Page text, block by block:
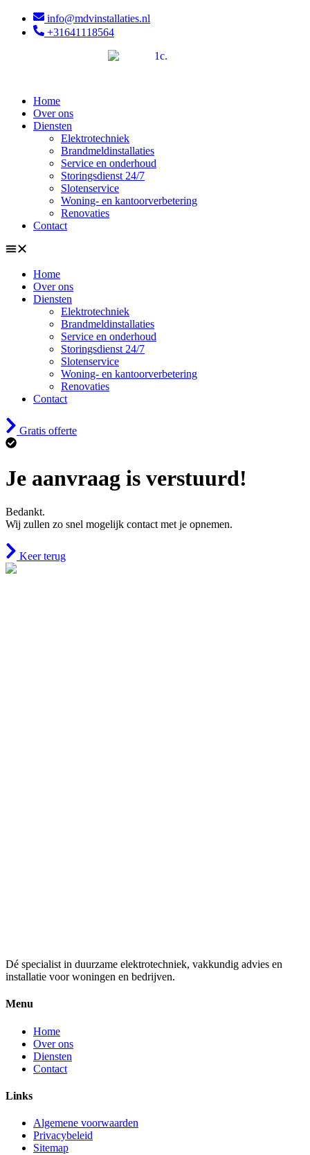
info@mdvinstallaties.nl
+31641118564
Home
Over ons
Diensten
Elektrotechniek
Brandmeldinstallaties
Service en onderhoud
Storingsdienst 24/7
Slotenservice
Woning- en kantoorverbetering
Renovaties
Contact
Home
Over ons
Diensten
Elektrotechniek
Brandmeldinstallaties
Service en onderhoud
Storingsdienst 24/7
Slotenservice
Woning- en kantoorverbetering
Renovaties
Contact
Gratis offerte
Je aanvraag is verstuurd!
Bedankt.
Wij zullen zo snel mogelijk contact met je opnemen.
Keer terug
Dé specialist in duurzame elektrotechniek, vakkundig advies en
installatie voor woningen en bedrijven.
Menu
Home
Over ons
Diensten
Contact
Links
Algemene voorwaarden
Privacybeleid
Sitemap